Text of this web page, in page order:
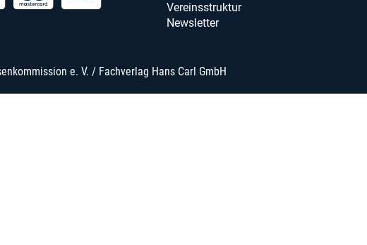
Vereinsstruktur
Newsletter
e. V. / Fachverlag Hans Carl GmbH